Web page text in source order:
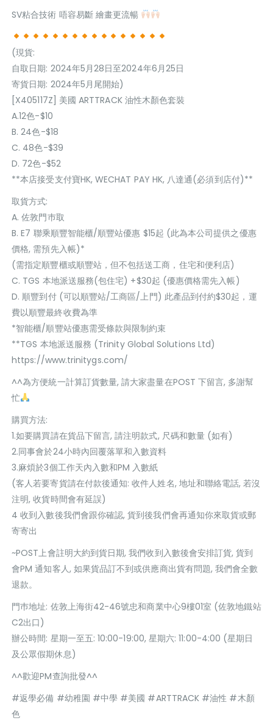
SV粘合技術 唔容易斷 繪畫更流暢
(現貨:
自取日期: 2024年5月28日至2024年6月25日
寄貨日期: 2024年5月尾開始)
[X405117Z] 美國 ARTTRACK 油性木顏色套裝
A.12色-$10
B. 24色-$18
C. 48色-$39
D. 72色-$52
**本店接受支付寶HK, WECHAT PAY HK, 八達通(必須到店付)**
取貨方式:
A. 佐敦門巿取
B. E7 聯乘順豐智能櫃/順豐站優惠 $15起 (此為本公司提供之優惠
價格, 需預先入帳)*
(需指定順豐櫃或順豐站，但不包括送工商，住宅和便利店)
C. TGS 本地派送服務(包住宅) +$30起 (優惠價格需先入帳)
D. 順豐到付 (可以順豐站/工商區/上門) 此產品到付約$30起，運
費以順豐最終收費為準
*智能櫃/順豐站優惠需受條款與限制約束
**TGS 本地派送服務 (Trinity Global Solutions Ltd)
https://www.trinitygs.com/
^^為方便統一計算訂貨數量, 請大家盡量在POST 下留言, 多謝幫
忙
購買方法:
1.如要購買請在貨品下留言, 請注明款式, 尺碼和數量 (如有)
2.同事會於24小時內回覆落單和入數資料
3.麻煩於3個工作天內入數和PM 入數紙
(客人若要寄貨請在付款後通知: 收件人姓名, 地址和聯絡電話, 若沒
注明, 收貨時間會有延誤)
4 收到入數後我們會跟你確認, 貨到後我們會再通知你來取貨或郵
寄寄出
~POST上會註明大約到貨日期, 我們收到入數後會安排訂貨, 貨到
會PM 通知客人, 如果貨品訂不到或供應商出貨有問題, 我們會全數
退款。
門巿地址: 佐敦上海街42-46號忠和商業中心9樓01室 (佐敦地鐵站
C2出口)
辦公時間: 星期一至五: 10:00-19:00, 星期六: 11:00-4:00 (星期日
及公眾假期休息)
^^歡迎PM查詢批發^^
#返學必備 #幼稚園 #中學 #美國 #ARTTRACK #油性 #木顏
色